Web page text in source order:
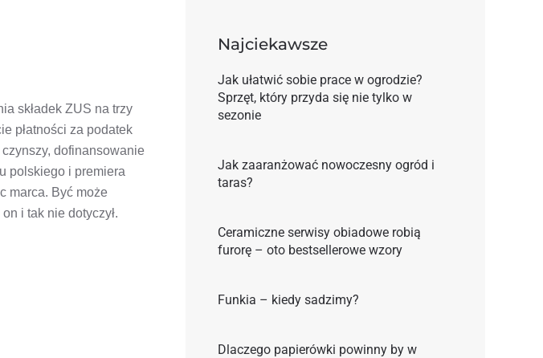
składek ZUS na trzy
płatności za podatek
dofinansowanie
polskiego i premiera
marca. Być może
on i tak nie dotyczył.
Najciekawsze
Jak ułatwić sobie prace w ogrodzie?
Sprzęt, który przyda się nie tylko w
sezonie
Jak zaaranżować nowoczesny ogród i
taras?
Ceramiczne serwisy obiadowe robią
furorę – oto bestsellerowe wzory
Funkia – kiedy sadzimy?
Dlaczego papierówki powinny by w